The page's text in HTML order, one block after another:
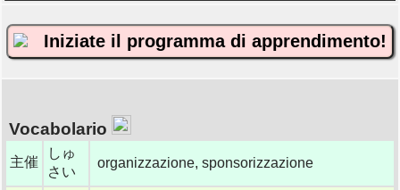
Iniziate il programma di apprendimento!
Vocabolario
主催
しゅ
さい
organizzazione, sponsorizzazione